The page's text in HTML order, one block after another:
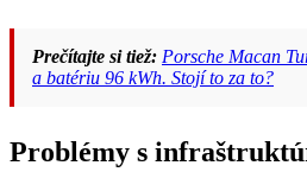
Prečítajte si tiež: Porsche Macan
a batériu 96 kWh. Stojí to za to?
Problémy s